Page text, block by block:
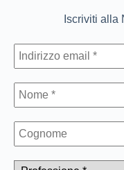
Iscriviti alla